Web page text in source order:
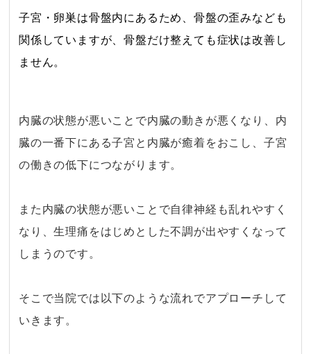
子宮・卵巣は骨盤内にあるため、骨盤の歪みなども
関係していますが、骨盤だけ整えても症状は改善し
ません。
内臓の状態が悪いことで内臓の動きが悪くなり、内
臓の一番下にある子宮と内臓が癒着をおこし、子宮
の働きの低下につながります。
また内臓の状態が悪いことで自律神経も乱れやすく
なり、生理痛をはじめとした不調が出やすくなって
しまうのです。
そこで当院では以下のような流れでアプローチして
いきます。